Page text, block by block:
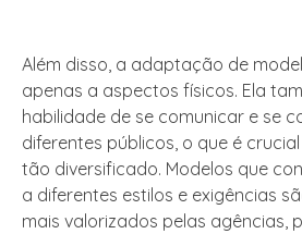
Além disso, a adaptação de
apenas a aspectos físicos. Ela
habilidade de se comunicar e se
diferentes públicos, o que é
tão diversificado. Modelos que
a diferentes estilos e exigências
mais valorizados pelas agências,